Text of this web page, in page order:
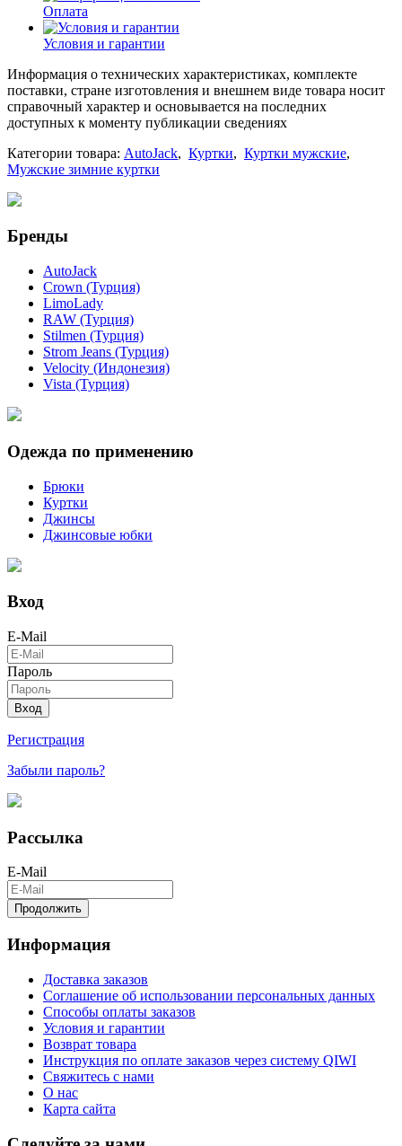
Оплата
Условия и гарантии
Информация о технических характеристиках, комплекте
поставки, стране изготовления и внешнем виде товара носит
справочный характер и основывается на последних
доступных к моменту публикации сведениях
Категории товара: AutoJack, Куртки, Куртки мужские,
Мужские зимние куртки
Бренды
AutoJack
Crown (Турция)
LimoLady
RAW (Турция)
Stilmen (Турция)
Strom Jeans (Турция)
Velocity (Индонезия)
Vista (Турция)
Одежда по применению
Брюки
Куртки
Джинсы
Джинсовые юбки
Вход
E-Mail
Пароль
Вход
Регистрация
Забыли пароль?
Рассылка
E-Mail
Продолжить
Информация
Доставка заказов
Соглашение об использовании персональных данных
Способы оплаты заказов
Условия и гарантии
Возврат товара
Инструкция по оплате заказов через систему QIWI
Свяжитесь с нами
О нас
Карта сайта